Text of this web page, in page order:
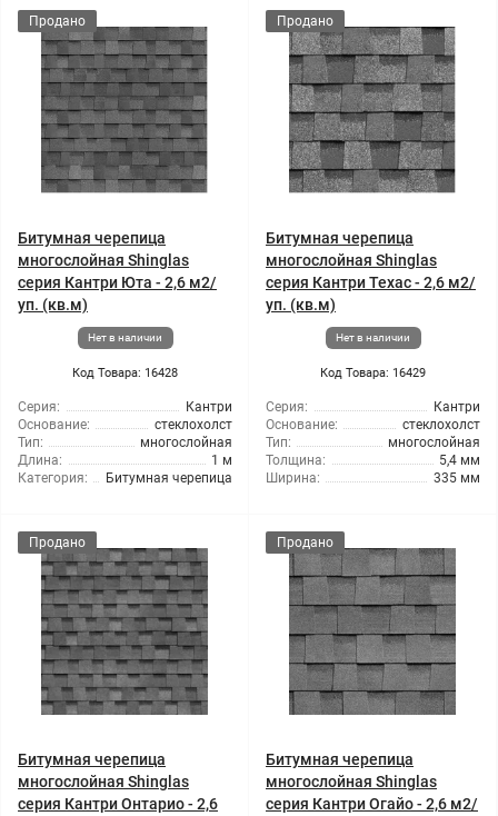
Продано
Битумная черепица
многослойная Shinglas
серия Кантри Юта - 2,6 м2/
уп. (кв.м)
Нет в наличии
Код Товара: 16428
Серия:
Кантри
Основание:
стеклохолст
Тип:
многослойная
Длина:
1 м
Категория:
Битумная черепица
Продано
Битумная черепица
многослойная Shinglas
серия Кантри Техас - 2,6 м2/
уп. (кв.м)
Нет в наличии
Код Товара: 16429
Серия:
Кантри
Основание:
стеклохолст
Тип:
многослойная
Толщина:
5,4 мм
Ширина:
335 мм
Продано
Битумная черепица
многослойная Shinglas
серия Кантри Онтарио - 2,6
Продано
Битумная черепица
многослойная Shinglas
серия Кантри Огайо - 2,6 м2/